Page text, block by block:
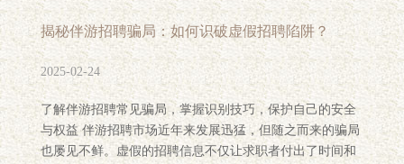
揭秘伴游招聘骗局：如何识破虚假招聘陷阱？
2025-02-24
了解伴游招聘常见骗局，掌握识别技巧，保护自己的安全
与权益 伴游招聘市场近年来发展迅猛，但随之而来的骗局
也屡见不鲜。虚假的招聘信息不仅让求职者付出了时间和